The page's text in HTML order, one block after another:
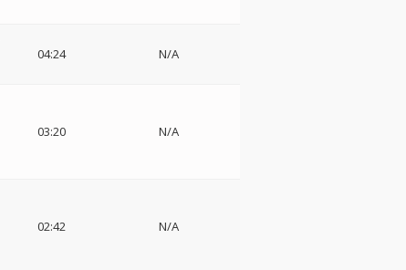
04:24 N/A
03:20 N/A
02:42 N/A